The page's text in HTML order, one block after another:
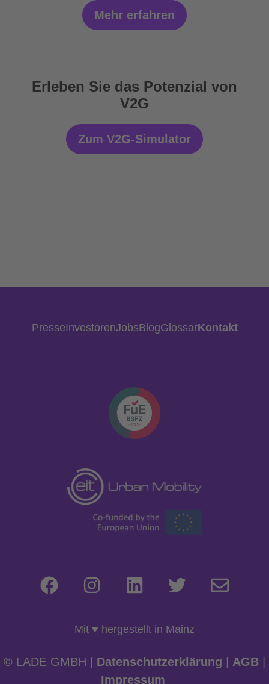
Mehr erfahren
Erleben Sie das Potenzial von
V2G
Zum V2G-Simulator
PresseInvestorenJobsBlogGlossarKontakt
Mit ♥ hergestellt in Mainz
© LADE GMBH | Datenschutzerklärung AGB
Impressum